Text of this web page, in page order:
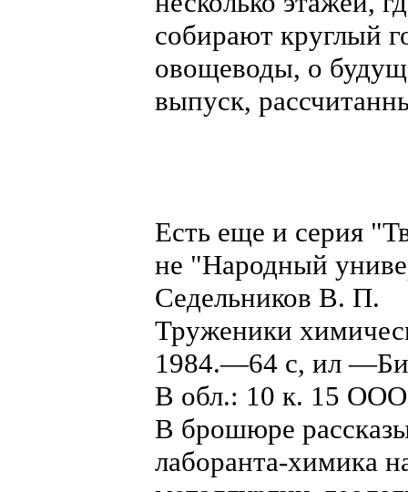
собирают круглый
овощеводы, о
выпуск,
Есть еще и серия
не "Народный
Седельников В. П.
Труженики
1984.—64 с, ил
В обл.: 10 к. 15 ООО
В брошюре
лаборанта-химика